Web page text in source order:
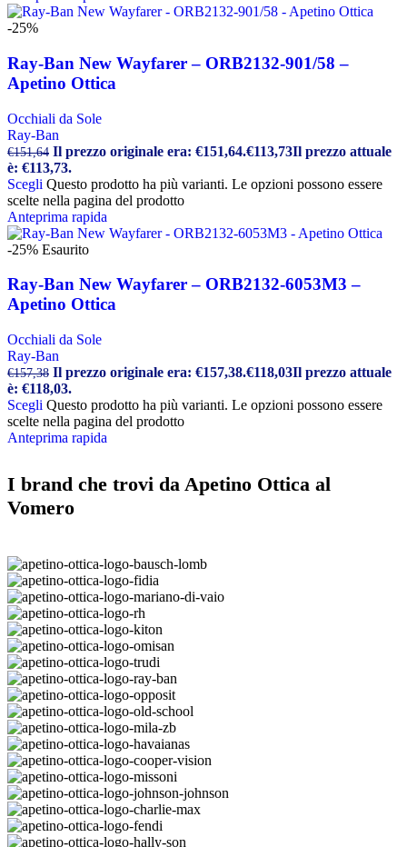
-25%
Ray-Ban New Wayfarer – ORB2132-901/58 –
Apetino Ottica
Occhiali da Sole
Ray-Ban
€151,64 Il prezzo originale era: €151,64.€113,73Il prezzo attuale
è: €113,73.
Scegli Questo prodotto ha più varianti. Le opzioni possono essere
scelte nella pagina del prodotto
Anteprima rapida
-25% Esaurito
Ray-Ban New Wayfarer – ORB2132-6053M3 –
Apetino Ottica
Occhiali da Sole
Ray-Ban
€157,38 Il prezzo originale era: €157,38.€118,03Il prezzo attuale
è: €118,03.
Scegli Questo prodotto ha più varianti. Le opzioni possono essere
scelte nella pagina del prodotto
Anteprima rapida
I brand che trovi da Apetino Ottica al
Vomero